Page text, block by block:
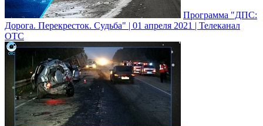
Программа "ДПС:
Дорога. Перекресток. Судьба" | 01 апреля 2021 | Телеканал
ОТС